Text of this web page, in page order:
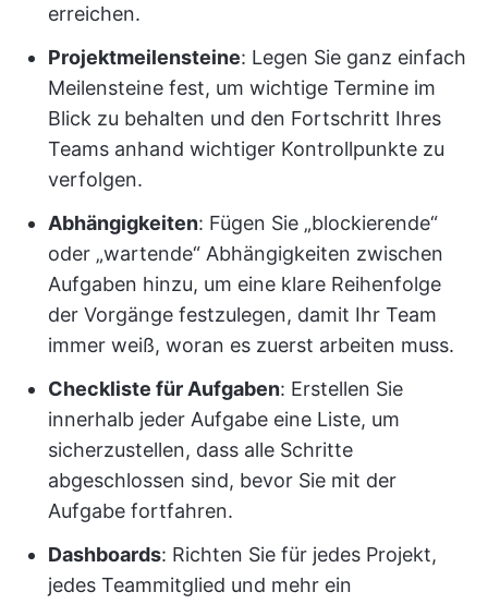
erreichen.
Projektmeilensteine: Legen Sie ganz einfach
Meilensteine fest, um wichtige Termine im
Blick zu behalten und den Fortschritt Ihres
Teams anhand wichtiger Kontrollpunkte zu
verfolgen.
Abhängigkeiten: Fügen Sie „blockierende“
oder „wartende“ Abhängigkeiten zwischen
Aufgaben hinzu, um eine klare Reihenfolge
der Vorgänge festzulegen, damit Ihr Team
immer weiß, woran es zuerst arbeiten muss.
Checkliste für Aufgaben: Erstellen Sie
innerhalb jeder Aufgabe eine Liste, um
sicherzustellen, dass alle Schritte
abgeschlossen sind, bevor Sie mit der
Aufgabe fortfahren.
Dashboards: Richten Sie für jedes Projekt,
jedes Teammitglied und mehr ein